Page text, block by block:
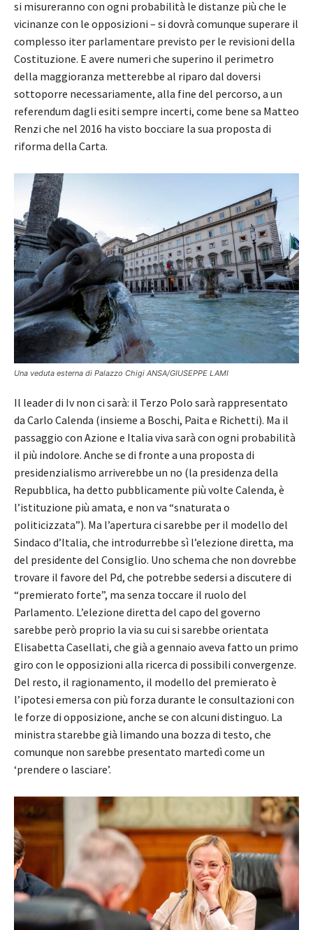
si misureranno con ogni probabilità le distanze più che le
vicinanze con le opposizioni – si dovrà comunque superare il
complesso iter parlamentare previsto per le revisioni della
Costituzione. E avere numeri che superino il perimetro
della maggioranza metterebbe al riparo dal doversi
sottoporre necessariamente, alla fine del percorso, a un
referendum dagli esiti sempre incerti, come bene sa Matteo
Renzi che nel 2016 ha visto bocciare la sua proposta di
riforma della Carta.
Una veduta esterna di Palazzo Chigi ANSA/GIUSEPPE LAMI
Il leader di Iv non ci sarà: il Terzo Polo sarà rappresentato
da Carlo Calenda (insieme a Boschi, Paita e Richetti). Ma il
passaggio con Azione e Italia viva sarà con ogni probabilità
il più indolore. Anche se di fronte a una proposta di
presidenzialismo arriverebbe un no (la presidenza della
Repubblica, ha detto pubblicamente più volte Calenda, è
l’istituzione più amata, e non va “snaturata o
politicizzata”). Ma l’apertura ci sarebbe per il modello del
Sindaco d’Italia, che introdurrebbe sì l’elezione diretta, ma
del presidente del Consiglio. Uno schema che non dovrebbe
trovare il favore del Pd, che potrebbe sedersi a discutere di
“premierato forte”, ma senza toccare il ruolo del
Parlamento. L’elezione diretta del capo del governo
sarebbe però proprio la via su cui si sarebbe orientata
Elisabetta Casellati, che già a gennaio aveva fatto un primo
giro con le opposizioni alla ricerca di possibili convergenze.
Del resto, il ragionamento, il modello del premierato è
l’ipotesi emersa con più forza durante le consultazioni con
le forze di opposizione, anche se con alcuni distinguo. La
ministra starebbe già limando una bozza di testo, che
comunque non sarebbe presentato martedì come un
‘prendere o lasciare’.